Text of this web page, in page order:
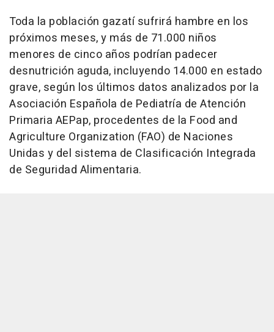
Toda la población gazatí sufrirá hambre en los
próximos meses, y más de 71.000 niños
menores de cinco años podrían padecer
desnutrición aguda, incluyendo 14.000 en estado
grave, según los últimos datos analizados por la
Asociación Española de Pediatría de Atención
Primaria AEPap, procedentes de la Food and
Agriculture Organization (FAO) de Naciones
Unidas y del sistema de Clasificación Integrada
de Seguridad Alimentaria.